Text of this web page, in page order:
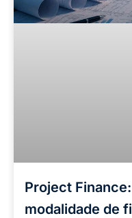
Project
modalidade de